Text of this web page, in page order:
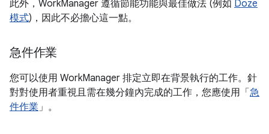
此外，WorkManager 遵循節能功能與最佳做法 (例如 Doze
模式)，因此不必擔心這一點。
急件作業
您可以使用 WorkManager 排定立即在背景執行的工作。針
對對使用者重視且需在幾分鐘內完成的工作，您應使用「 急
件作業」。